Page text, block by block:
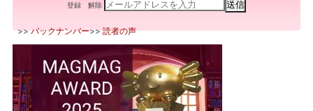
登録 解除
>>バックナンバー>>読者の声